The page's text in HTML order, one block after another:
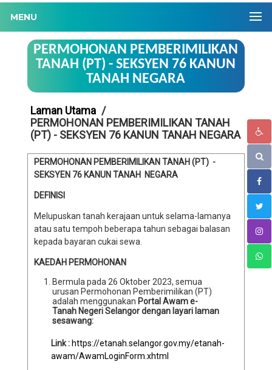
MENU
PERMOHONAN PEMBERIMILIKAN
TANAH (PT) - SEKSYEN 76 KANUN
TANAH NEGARA
Laman Utama
PERMOHONAN PEMBERIMILIKAN TANAH
(PT) - SEKSYEN 76 KANUN TANAH NEGARA
PERMOHONAN PEMBERIMILIKAN TANAH (PT) -
SEKSYEN 76 KANUN TANAH NEGARA
DEFINISI
Melupuskan tanah kerajaan untuk selama-lamanya
atau satu tempoh beberapa tahun sebagai balasan
kepada bayaran cukai sewa.
KAEDAH PERMOHONAN
Bermula pada 26 Oktober 2023, semua
urusan Permohonan Pemberimilikan (PT)
adalah menggunakan Portal Awam e-
Tanah Negeri Selangor dengan layari laman
sesawang:
Link : https://etanah.selangor.gov.my/etanah-
awam/AwamLoginForm.xhtml